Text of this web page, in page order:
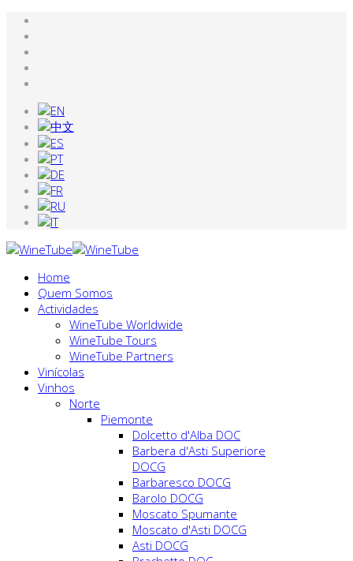
Home
Quem Somos
Actividades
WineTube Worldwide
WineTube Tours
WineTube Partners
Vinícolas
Vinhos
Norte
Piemonte
Dolcetto d'Alba DOC
Barbera d'Asti Superiore
DOCG
Barbaresco DOCG
Barolo DOCG
Moscato Spumante
Moscato d'Asti DOCG
Asti DOCG